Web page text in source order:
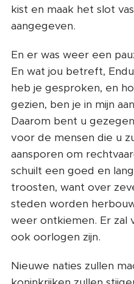
kist en maak het slot
aangegeven.
En er was weer een
En wat jou betreft,
heb je gesproken, en
gezien, ben je in mijn
Daarom bent u
voor de mensen die u
aansporen om
schuilt een goed en
troosten, want over
steden worden
weer ontkiemen. Er zal
ook oorlogen zijn.
Nieuwe naties zullen